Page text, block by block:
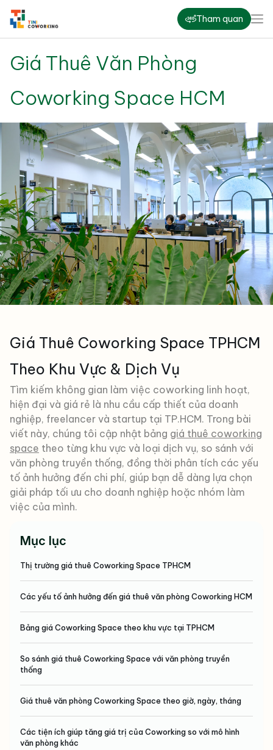
Tham quan
Giá Thuê Văn Phòng
Coworking Space HCM
Giá Thuê Coworking Space TPHCM
Theo Khu Vực & Dịch Vụ
Tìm kiếm không gian làm việc coworking linh hoạt,
hiện đại và giá rẻ là nhu cầu cấp thiết của doanh
nghiệp, freelancer và startup tại TP.HCM. Trong bài
viết này, chúng tôi cập nhật bảng giá thuê coworking
space theo từng khu vực và loại dịch vụ, so sánh với
văn phòng truyền thống, đồng thời phân tích các yếu
tố ảnh hưởng đến chi phí, giúp bạn dễ dàng lựa chọn
giải pháp tối ưu cho doanh nghiệp hoặc nhóm làm
việc của mình.
Mục lục
Thị trường giá thuê Coworking Space TPHCM
Các yếu tố ảnh hưởng đến giá thuê văn phòng Coworking HCM
Bảng giá Coworking Space theo khu vực tại TPHCM
So sánh giá thuê Coworking Space với văn phòng truyền
thống
Giá thuê văn phòng Coworking Space theo giờ, ngày, tháng
Các tiện ích giúp tăng giá trị của Coworking so với mô hình
văn phòng khác